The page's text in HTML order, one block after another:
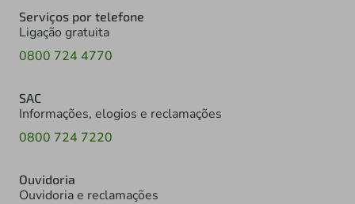
Serviços por telefone
Ligação gratuita
0800 724 4770
SAC
Informações, elogios e reclamações
0800 724 7220
Ouvidoria
Ouvidoria e reclamações